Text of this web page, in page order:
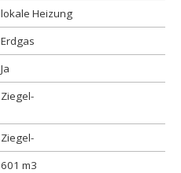
lokale Heizung
Erdgas
Ja
Ziegel-
Ziegel-
601 m3